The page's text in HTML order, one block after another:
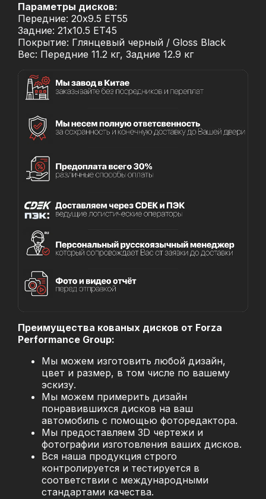
Параметры дисков:
Передние: 20x9.5 ET55
Задние: 21x10.5 ET45
Покрытие: Глянцевый черный / Gloss Black
Вес: Передние 11.2 кг, Задние 12.9 кг
Преимущества кованых дисков от Forza
Performance Group:
Мы можем изготовить любой дизайн,
цвет и размер, в том числе по вашему
эскизу.
Мы можем примерить дизайн
понравившихся дисков на ваш
автомобиль с помощью фоторедактора.
Мы предоставляем 3D чертежи и
фотографии изготовления ваших дисков.
Вся наша продукция строго
контролируется и тестируется в
соответствии с международными
стандартами качества.